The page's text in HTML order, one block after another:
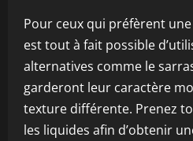
Pour ceux qui préfèrent
est tout à fait possible
alternatives comme le
garderont leur caractère
texture différente. Prenez
les liquides afin d’obtenir